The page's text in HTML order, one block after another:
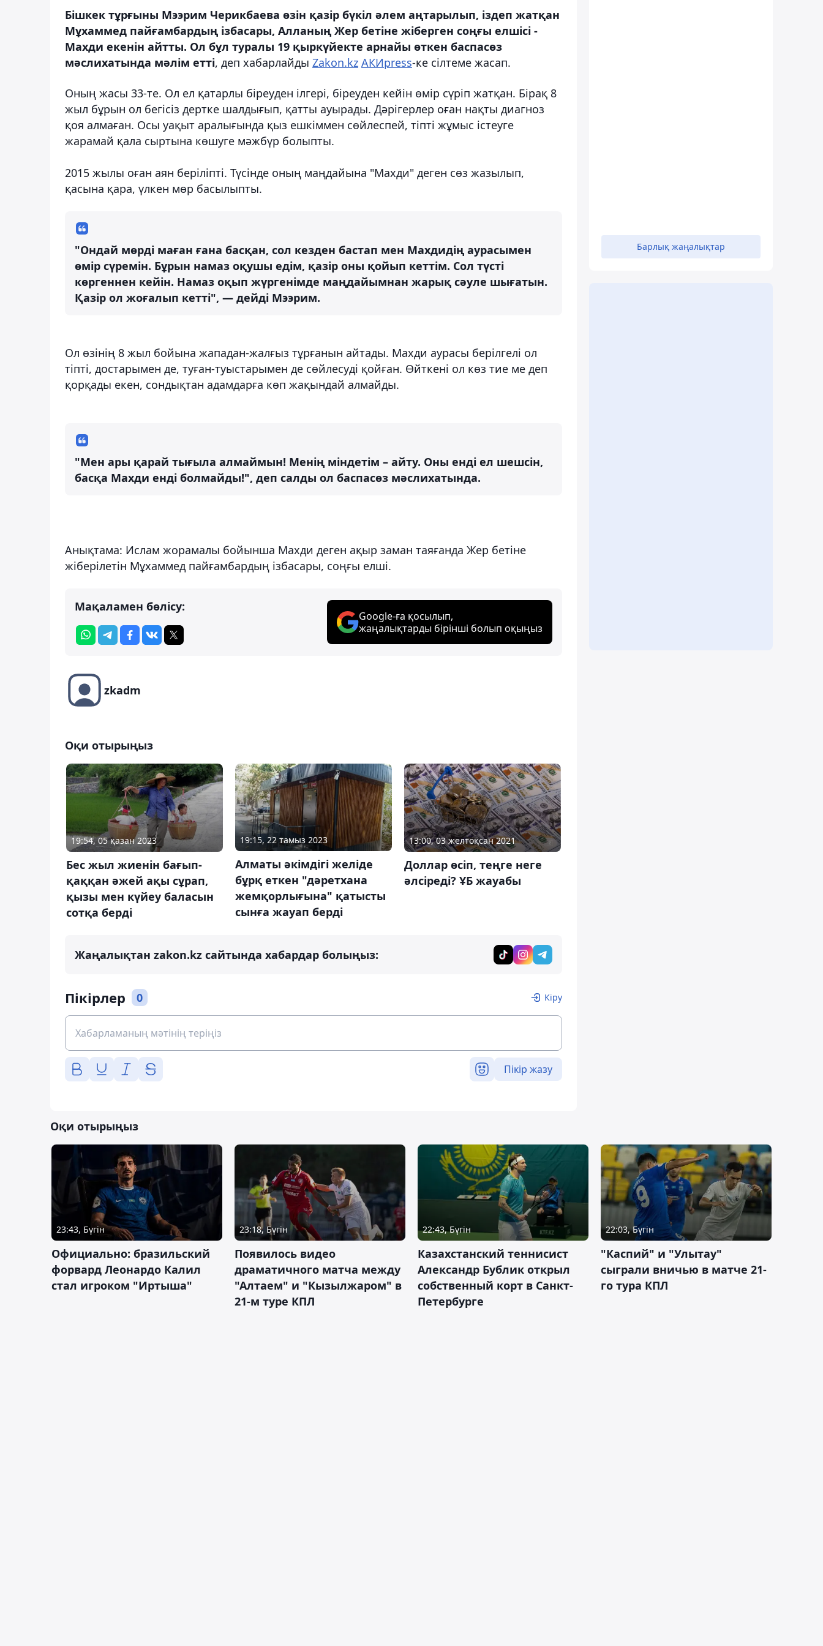
Бішкек тұрғыны Мээрим Черикбаева өзін қазір бүкіл әлем аңтарылып, іздеп жатқан
Мұхаммед пайғамбардың ізбасары, Алланың Жер бетіне жіберген соңғы елшісі -
Махди екенін айтты. Ол бұл туралы 19 қыркүйекте арнайы өткен баспасөз
мәслихатында мәлім етті, деп хабарлайды Zakon.kz АКИpress-ке сілтеме жасап.
Оның жасы 33-те. Ол ел қатарлы біреуден ілгері, біреуден кейін өмір сүріп жатқан. Бірақ 8
жыл бұрын ол бегісіз дертке шалдығып, қатты ауырады. Дәрігерлер оған нақты диагноз
қоя алмаған. Осы уақыт аралығында қыз ешкіммен сөйлеспей, тіпті жұмыс істеуге
жарамай қала сыртына көшуге мәжбүр болыпты.
2015 жылы оған аян беріліпті. Түсінде оның маңдайына "Махди" деген сөз жазылып,
қасына қара, үлкен мөр басылыпты.
"Ондай мөрді маған ғана басқан, сол кезден бастап мен Махдидің аурасымен
өмір сүремін. Бұрын намаз оқушы едім, қазір оны қойып кеттім. Сол түсті
көргеннен кейін. Намаз оқып жүргенімде маңдайымнан жарық сәуле шығатын.
Қазір ол жоғалып кетті", — дейді Мээрим.
Ол өзінің 8 жыл бойына жападан-жалғыз тұрғанын айтады. Махди аурасы берілгелі ол
тіпті, достарымен де, туған-туыстарымен де сөйлесуді қойған. Өйткені ол көз тие ме деп
қорқады екен, сондықтан адамдарға көп жақындай алмайды.
"Мен ары қарай тығыла алмаймын! Менің міндетім – айту. Оны енді ел шешсін,
басқа Махди енді болмайды!", деп салды ол баспасөз мәслихатында.
Анықтама: Ислам жорамалы бойынша Махди деген ақыр заман таяғанда Жер бетіне
жіберілетін Мұхаммед пайғамбардың ізбасары, соңғы елші.
Мақаламен бөлісу:
Google-ға қосылып,
жаңалықтарды бірінші болып оқыңыз
zkadm
Оқи отырыңыз
19:54, 05 қазан 2023
Бес жыл жиенін бағып-
қаққан әжей ақы сұрап,
қызы мен күйеу баласын
сотқа берді
19:15, 22 тамыз 2023
Алматы әкімдігі желіде
бұрқ еткен "дәретхана
жемқорлығына" қатысты
сынға жауап берді
13:00, 03 желтоқсан 2021
Доллар өсіп, теңге неге
әлсіреді? ҰБ жауабы
Жаңалықтан zakon.kz сайтында хабардар болыңыз:
Пікірлер 0 Кіру
Пікір жазу
Барлық жаңалықтар
Оқи отырыңыз
23:43, Бүгін
Официально: бразильский
форвард Леонардо Калил
стал игроком "Иртыша"
23:18, Бүгін
Появилось видео
драматичного матча между
"Алтаем" и "Кызылжаром" в
21-м туре КПЛ
22:43, Бүгін
Казахстанский теннисист
Александр Бублик открыл
собственный корт в Санкт-
Петербурге
22:03, Бүгін
"Каспий" и "Улытау"
сыграли вничью в матче 21-
го тура КПЛ